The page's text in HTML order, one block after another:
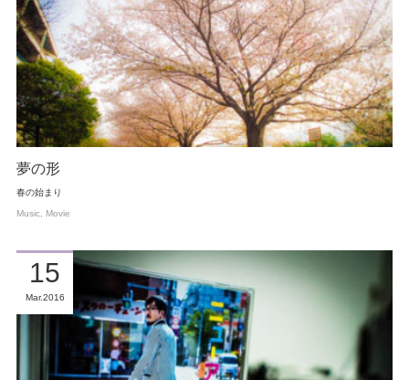
夢の形
春の始まり
Music Movie
15
Mar 2016